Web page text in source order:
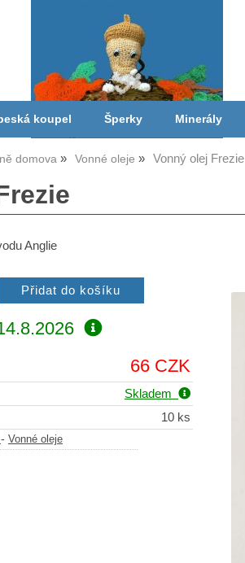
koupel Šperky Minerály
domova Vonné oleje Vonný olej Frezie
Anglie
66 CZK
Skladem
10 ks
- Vonné oleje